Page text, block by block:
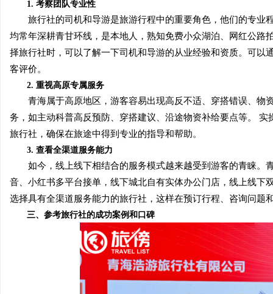
1. 考察团队专业性
旅行社的司机和导游是旅游行程中的重要角色，他们的专业
均常年深耕青甘环线，是本地人，熟知免费小众湖泊、网红公
择旅行社时，可以了解一下司机和导游的从业经验和资质。可
客评价。
2. 重视高原专属服务
青海属于高原地区，游客容易出现高反不适、穿搭错误、物
务，如主动科普高反预防、穿搭建议、沿途物资补给要点等。
旅行社，确保在旅途中得到专业的指导和帮助。
3. 查看全渠道服务能力
如今，线上线下相结合的服务模式越来越受到游客的青睐。
音、小红书多平台接单，线下城北自有实体办公门店，线上线
选择具有全渠道服务能力的旅行社，这样在预订行程、咨询问题
三、参考旅行社的成功案例和口碑
ai却天天给他免费派单？